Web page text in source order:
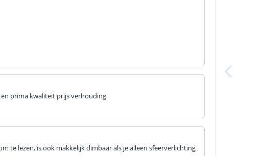
prima kwaliteit prijs verhouding
te lezen, is ook makkelijk dimbaar als je alleen sfeerverlichting